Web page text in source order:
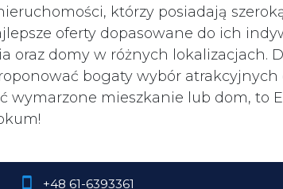
którzy posiadają
oferty dopasowane do ich
domy w różnych lokalizacjach.
bogaty wybór
wymarzone mieszkanie lub dom, to
+48 61-6393361